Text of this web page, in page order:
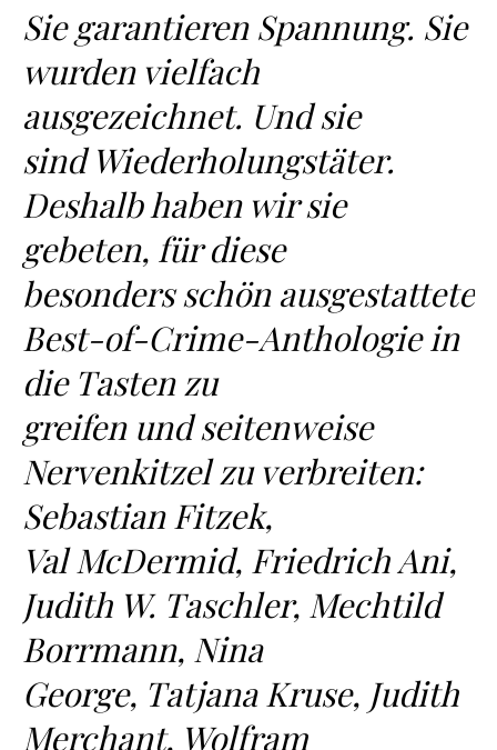
Sie garantieren Spannung. Sie
wurden vielfach
ausgezeichnet. Und sie
sind Wiederholungstäter.
Deshalb haben wir sie
gebeten, für diese
besonders schön ausgestattete
Best-of-Crime-Anthologie in
die Tasten zu
greifen und seitenweise
Nervenkitzel zu verbreiten:
Sebastian Fitzek,
Val McDermid, Friedrich Ani,
Judith W. Taschler, Mechtild
Borrmann, Nina
George, Tatjana Kruse, Judith
Merchant, Wolfram